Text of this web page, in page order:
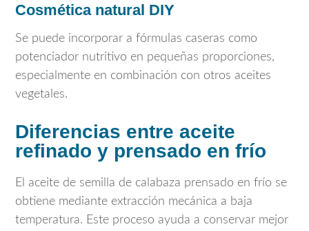
Cosmética natural DIY
Se puede incorporar a fórmulas caseras como
potenciador nutritivo en pequeñas proporciones,
especialmente en combinación con otros aceites
vegetales.
Diferencias entre aceite
refinado y prensado en frío
El aceite de semilla de calabaza prensado en frío se
obtiene mediante extracción mecánica a baja
temperatura. Este proceso ayuda a conservar mejor